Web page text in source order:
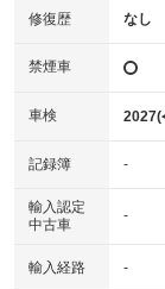
修復歴 なし
禁煙車
車検 2027(
記録簿 -
輸入認定
中古車
-
輸入経路 -